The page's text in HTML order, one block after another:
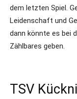
dem letzten Spiel.
Leidenschaft und
dann könnte es bei
Zählbares geben.
TSV